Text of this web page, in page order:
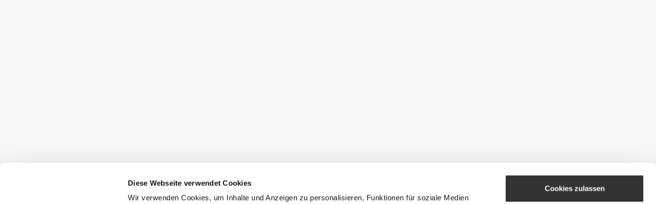
Diese Webseite verwendet Cookies
Wir verwenden Cookies, um Inhalte und Anzeigen zu personalisieren, Funktionen für soziale Medien
Cookies zulassen